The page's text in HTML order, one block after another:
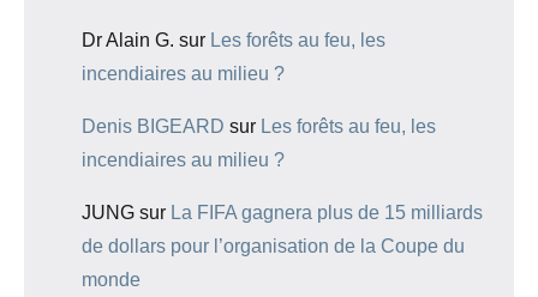
Dr Alain G. sur Les forêts au feu, les
incendiaires au milieu ?
Denis BIGEARD sur Les forêts au feu, les
incendiaires au milieu ?
JUNG sur La FIFA gagnera plus de 15 milliards
de dollars pour l’organisation de la Coupe du
monde